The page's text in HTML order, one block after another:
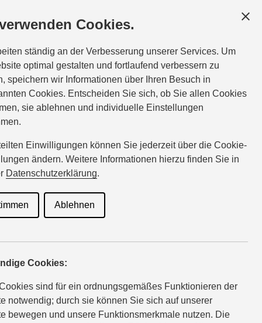
Cookies.
ständig an der Verbesserung unserer Services. Um
optimal gestalten und fortlaufend verbessern zu
speichern wir Informationen über Ihren Besuch in
Cookies. Entscheiden Sie sich, ob Sie allen Cookies
sie ablehnen und individuelle Einstellungen
Einwilligungen können Sie jederzeit über die Cookie-
ändern. Weitere Informationen hierzu finden Sie in
Datenschutzerklärung.
Ablehnen
Cookies:
sind für ein ordnungsgemäßes Funktionieren der
notwendig; durch sie können Sie sich auf unserer
bewegen und unsere Funktionsmerkmale nutzen. Die
bispinghoff@suzuki-handel.de
Art.
Sie als Endnutzer dazu
sollten zum Laden
Ebenso können
nach Möglichkeit weder